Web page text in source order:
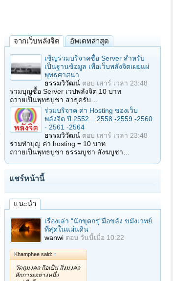
จากเว็บพลังจิต อัพเดทล่าสุด
เชิญร่วมบริจาคซื้อ Server สำหรับ
เป็นฐานข้อมูล เพื่อเว็บพลังจิตเผยแผ่
พุทธศาสนา
ธรรมวิวัฒน์ ตอบ เสาร์ เวลา 23:48
ร่วมบุญซื้อ Server เวปพลังจิต 10 บาท
ถวายเป็นพุทธบูชา สาธุครับ…
ร่วมบริจาค ค่า Hosting ของเว็บ
พลังจิต ปี 2552 ...2558 -2559 -2560
- 2561 -2564
ธรรมวิวัฒน์ ตอบ เสาร์ เวลา 23:48
ร่วมทำบุญ ค่า hosting = 10 บาท
ถวายเป็นพุทธบูชา ธรรมบูชา สังฆบูชา…
แชร์หน้านี้
แนะนำ
เรื่องเล่า "นักขุดกรุ"มือขลัง ขมังเวทย์
ที่สุดในแผ่นดิน
wanwi ตอบ วันนี้เมื่อ 10:22
Khamphee said: ↑
วัตถุมงคล ถือเป็น สิ่งมงคล
สักการะอย่างหนึ่ง